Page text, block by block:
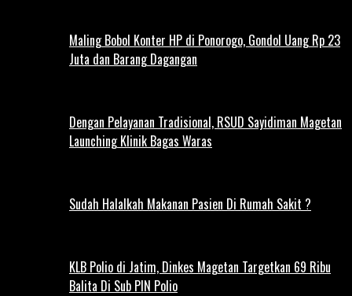
Maling Bobol Konter HP di Ponorogo, Gondol Uang Rp 23
Juta dan Barang Dagangan
Dengan Pelayanan Tradisional, RSUD Sayidiman Magetan
Launching Klinik Bagas Waras
Sudah Halalkah Makanan Pasien Di Rumah Sakit ?
KLB Polio di Jatim, Dinkes Magetan Targetkan 69 Ribu
Balita Di Sub PIN Polio